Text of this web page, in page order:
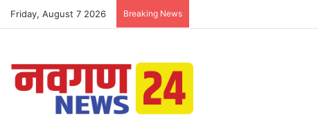
Friday, August 7 2026 Breaking News